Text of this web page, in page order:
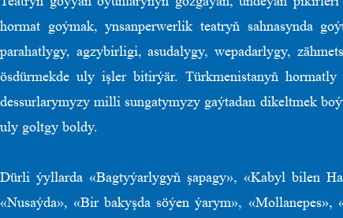
hormat goýmak, ynsanperwerlik teatryň sahnasynda
parahatlygy, agzybirligi, asudalygy, wepadarlygy,
ösdürmekde uly işler bitirýär. Türkmenistanyň
dessurlarymyzy milli sungatymyzy gaýtadan dikeltmek
uly goltgy boldy.
Dürli ýyllarda «Bagtyýarlygyň şapagy», «Kabyl bilen
«Nusaýda», «Bir bakyşda söýen ýarym»,